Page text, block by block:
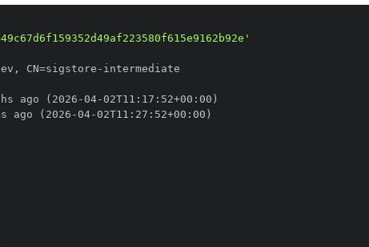
, CN=sigstore -
ago (2026-04-02T11 : 17 : 52+00 :
ago (2026-04-02T11 : 27 : 52+00 :